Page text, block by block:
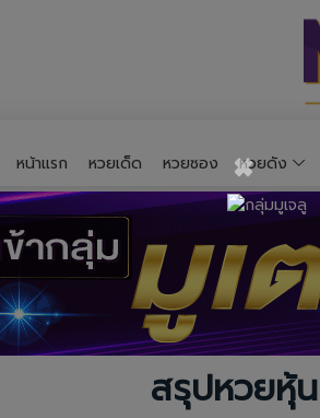
หน้าแรก หวยเด็ด หวยซอง หวยดัง
สรุปหวยหุ้
×